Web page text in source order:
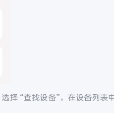
选择 “查找设备”，在设备列表